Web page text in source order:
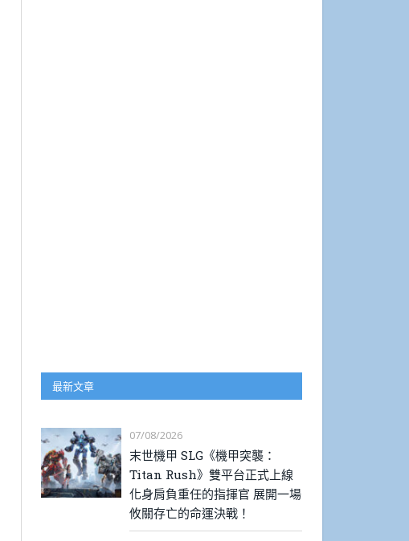
最新文章
07/08/2026
末世機甲 SLG《機甲突襲：
Titan Rush》雙平台正式上線
化身肩負重任的指揮官 展開一場
攸關存亡的命運決戰！